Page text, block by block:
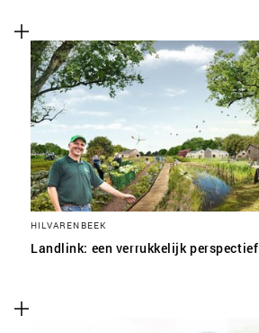
HILVARENBEEK
Landlink: een verrukkelijk perspectief